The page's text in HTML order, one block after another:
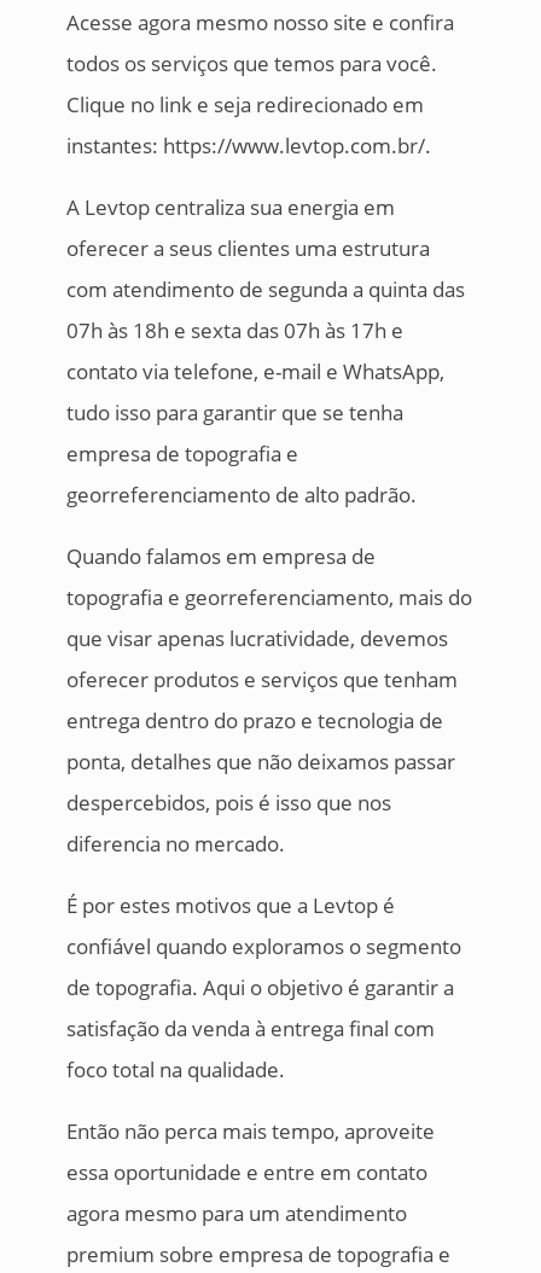
Acesse agora mesmo nosso site e confira
todos os serviços que temos para você.
Clique no link e seja redirecionado em
instantes: https://www.levtop.com.br/.
A Levtop centraliza sua energia em
oferecer a seus clientes uma estrutura
com atendimento de segunda a quinta das
07h às 18h e sexta das 07h às 17h e
contato via telefone, e-mail e WhatsApp,
tudo isso para garantir que se tenha
empresa de topografia e
georreferenciamento de alto padrão.
Quando falamos em empresa de
topografia e georreferenciamento, mais do
que visar apenas lucratividade, devemos
oferecer produtos e serviços que tenham
entrega dentro do prazo e tecnologia de
ponta, detalhes que não deixamos passar
despercebidos, pois é isso que nos
diferencia no mercado.
É por estes motivos que a Levtop é
confiável quando exploramos o segmento
de topografia. Aqui o objetivo é garantir a
satisfação da venda à entrega final com
foco total na qualidade.
Então não perca mais tempo, aproveite
essa oportunidade e entre em contato
agora mesmo para um atendimento
premium sobre empresa de topografia e